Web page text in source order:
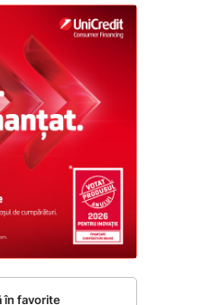
în favorite